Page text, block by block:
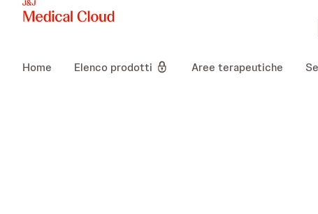
Home Elenco prodotti Aree terapeutiche